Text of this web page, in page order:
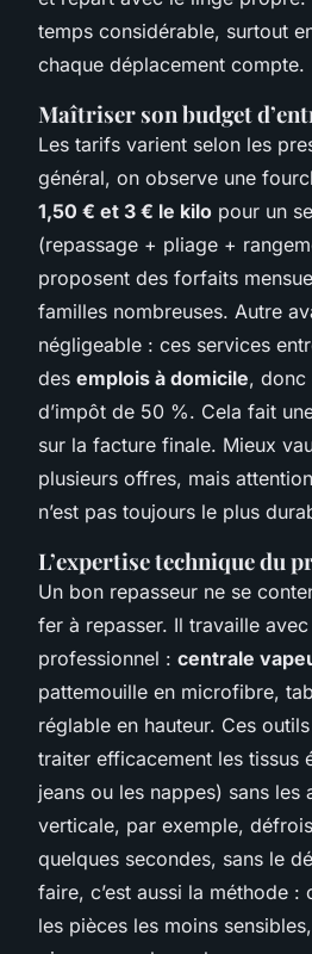
temps considérable, surtout
chaque déplacement compte.
Maîtriser son budget
Les tarifs varient selon les
général, on observe une
1,50 € et 3 € le kilo pour un
(repassage + pliage +
proposent des forfaits
familles nombreuses. Autre
négligeable : ces services
des emplois à domicile, donc
d’impôt de 50 %. Cela fait
sur la facture finale. Mieux
plusieurs offres, mais
n’est pas toujours le plus
L’expertise technique du
Un bon repasseur ne se
fer à repasser. Il travaille
professionnel : centrale
pattemouille en microfibre,
réglable en hauteur. Ces
traiter efficacement les tissus
jeans ou les nappes) sans les
verticale, par exemple,
quelques secondes, sans le
faire, c’est aussi la méthode :
les pièces les moins